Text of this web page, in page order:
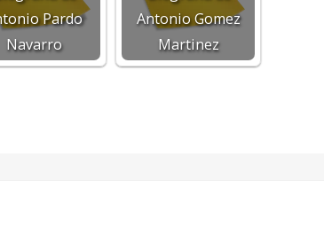
Pardo
Navarro
Antonio Gomez
Martinez